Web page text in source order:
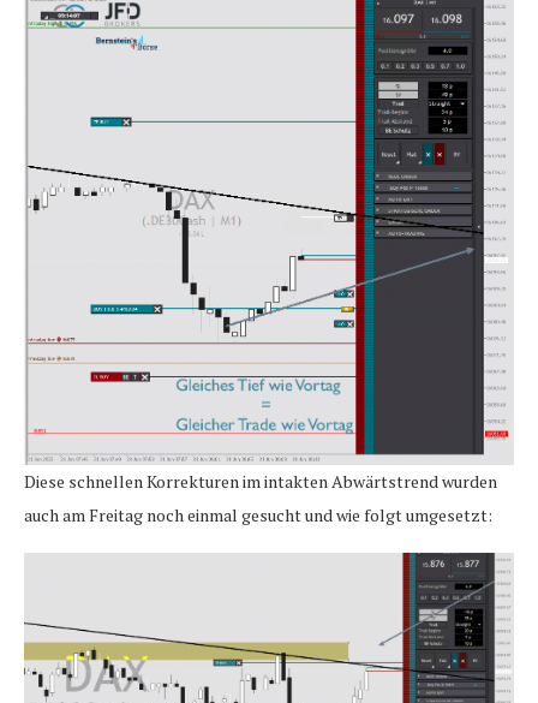
Diese schnellen Korrekturen im intakten Abwärtstrend wurden
auch am Freitag noch einmal gesucht und wie folgt umgesetzt: